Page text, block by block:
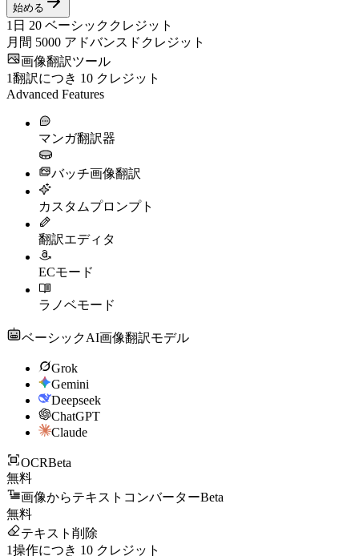
始める
1日 20 ベーシッククレジット
月間 5000 アドバンスドクレジット
画像翻訳ツール
1翻訳につき 10 クレジット
Advanced Features
マンガ翻訳器
バッチ画像翻訳
カスタムプロンプト
翻訳エディタ
ECモード
ラノベモード
ベーシックAI画像翻訳モデル
Grok
Gemini
Deepseek
ChatGPT
Claude
OCRBeta
無料
画像からテキストコンバーターBeta
無料
テキスト削除
1操作につき 10 クレジット